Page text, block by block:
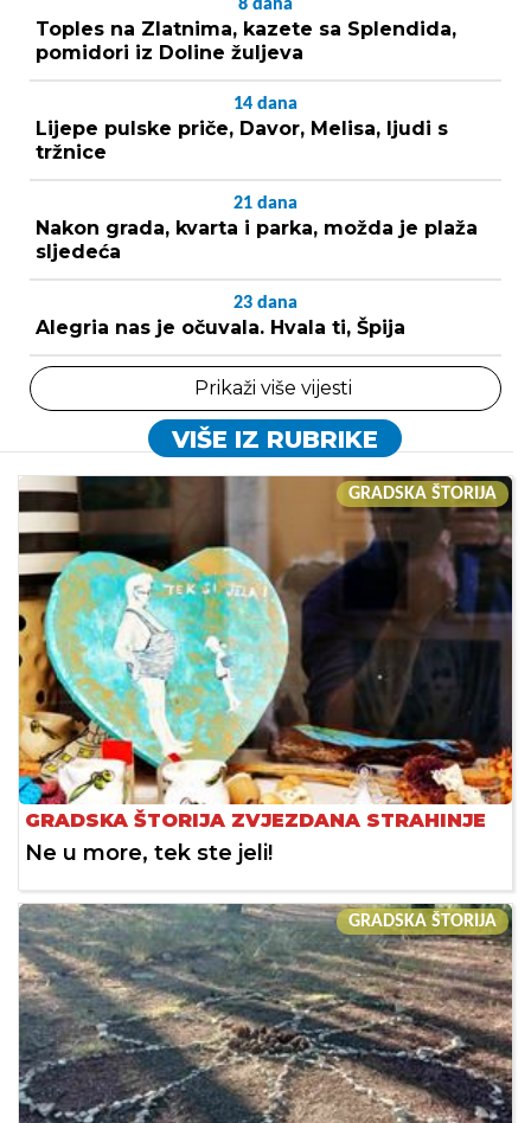
8 dana
Toples na Zlatnima, kazete sa Splendida,
pomidori iz Doline žuljeva
14 dana
Lijepe pulske priče, Davor, Melisa, ljudi s
tržnice
21 dana
Nakon grada, kvarta i parka, možda je plaža
sljedeća
23 dana
Alegria nas je očuvala. Hvala ti, Špija
Prikaži više vijesti
VIŠE IZ RUBRIKE
GRADSKA ŠTORIJA
GRADSKA ŠTORIJA ZVJEZDANA STRAHINJE
Ne u more, tek ste jeli!
GRADSKA ŠTORIJA